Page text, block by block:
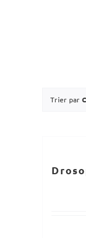
Trier par